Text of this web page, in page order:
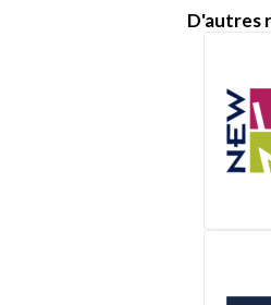
D'autres